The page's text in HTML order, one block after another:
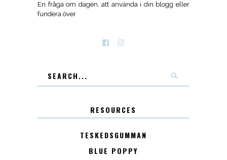
En fråga om dagen, att använda i din blogg eller
fundera över
RESOURCES
TESKEDSGUMMAN
BLUE POPPY